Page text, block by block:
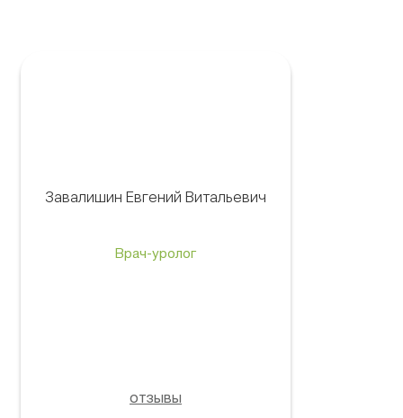
Завалишин Евгений Витальевич
Врач-уролог
отзывы